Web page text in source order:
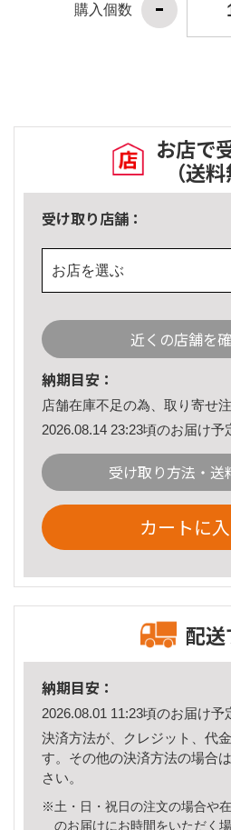
購入個数
お店で
（送
受け取り店舗：
お店を選ぶ
近くの店舗を
納期目安：
店舗在庫不足の為、取り寄せ
2026.08.14 23:23頃のお届け予
受け取り方法・送
カートに
配送
納期目安：
2026.08.01 11:23頃のお届け予
決済方法が、クレジット、代
す。その他の決済方法の場合は
さい。
※土・日・祝日の注文の場合や
のお届けにお時間をいただく